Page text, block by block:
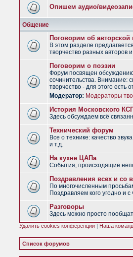
Опишем аудио/
Общение
Поговорим об авторской
В этом разделе
творчество разных авторов и
Поговорим о поэзии
Форум посвящен
сочинительства. Внимание:
творчество - для этого есть
Модератор: Модераторы
История Московского КСП
Здесь обсуждаем всё
Технический форум
Все о технике: качество
и т.д.
На кухне ЦАПа
События, происходящие
Поздравления всех и со
По многочисленным
Поздравляем кого угодно и с
Разговоры
Здесь можно просто
Удалить cookies конференции | Наша
Список форумов